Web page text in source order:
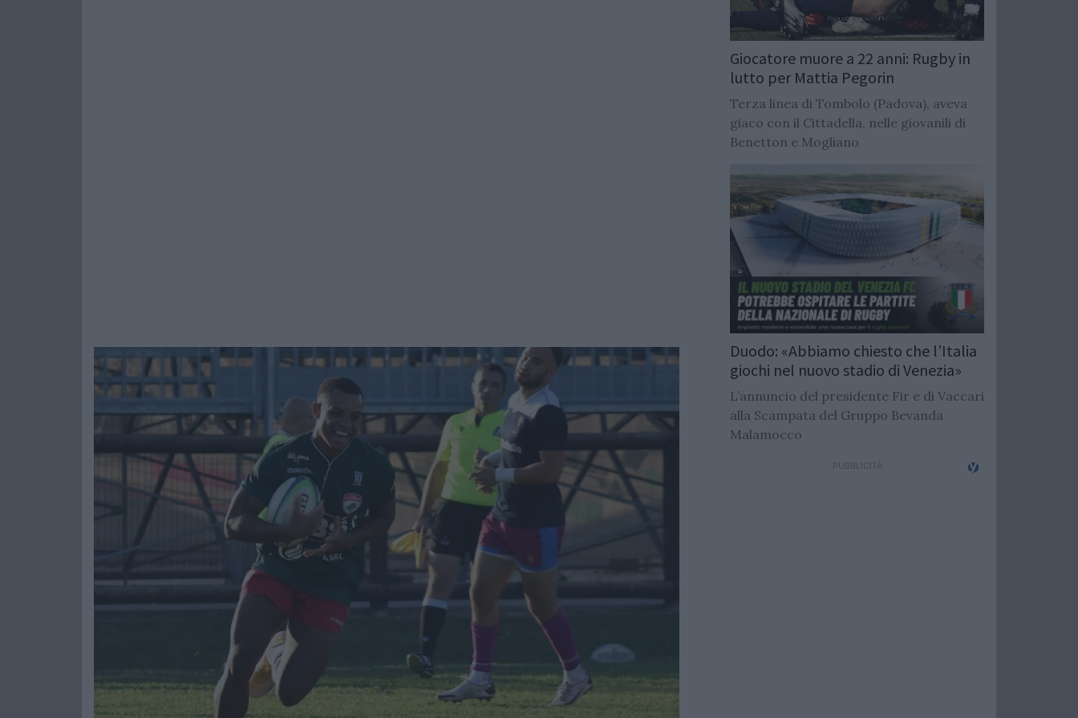
Giocatore muore a 22 anni: Rugby in
lutto per Mattia Pegorin
Terza linea di Tombolo (Padova), aveva
giaco con il Cittadella, nelle giovanili di
Benetton e Mogliano
Duodo: «Abbiamo chiesto che l’Italia
giochi nel nuovo stadio di Venezia»
L’annuncio del presidente Fir e di Vaccari
alla Scampata del Gruppo Bevanda
Malamocco